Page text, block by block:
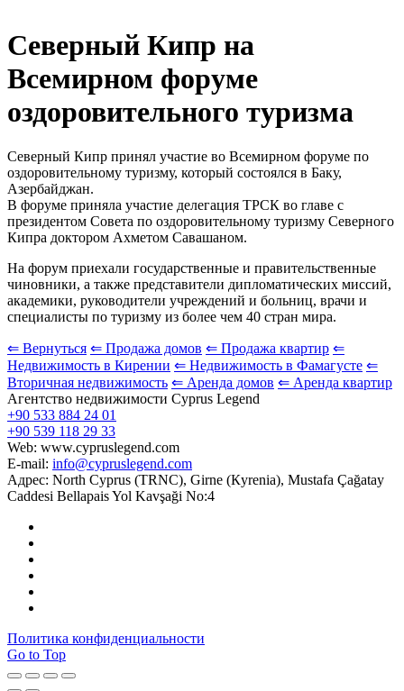
Северный Кипр ​​на
Всемирном форуме
оздоровительного туризма
Северный Кипр принял участие во Всемирном форуме по
оздоровительному туризму, который состоялся в Баку,
Азербайджан.
В форуме приняла участие делегация ТРСК во главе с
президентом Совета по оздоровительному туризму Северного
Кипра доктором Ахметом Савашаном.
На форум приехали государственные и правительственные
чиновники, а также представители дипломатических миссий,
академики, руководители учреждений и больниц, врачи и
специалисты по туризму из более чем 40 стран мира.
⇐ Вернуться ⇐ Продажа домов ⇐ Продажа квартир ⇐
Недвижимость в Кирении ⇐ Недвижимость в Фамагусте ⇐
Вторичная недвижимость ⇐ Аренда домов ⇐ Аренда квартир
Агентство недвижимости Cyprus Legend
+90 533 884 24 01
+90 539 118 29 33
Web: www.cypruslegend.com
E-mail: info@cypruslegend.com
Адрес: North Cyprus (ТRNC), Girne (Кyrenia), Mustafa Çağatay
Caddesi Bellapais Yol Kavşaği No:4
Политика конфиденциальности
Go to Top